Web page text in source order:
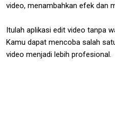
video, menambahkan efek dan
Itulah aplikasi edit video tanpa
Kamu dapat mencoba salah
video menjadi lebih profesional.